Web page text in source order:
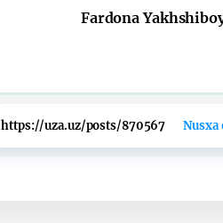
Fardona
https://uza.uz/posts/870567 Nusxa